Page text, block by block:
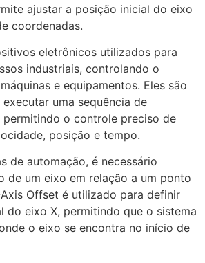
ajustar a posição inicial do eixo
coordenadas.
eletrônicos utilizados para
industriais, controlando o
e equipamentos. Eles são
uma sequência de
permitindo o controle preciso de
posição e tempo.
de automação, é necessário
de um eixo em relação a um ponto
Offset é utilizado para definir
do eixo X, permitindo que o sistema
o eixo se encontra no início de